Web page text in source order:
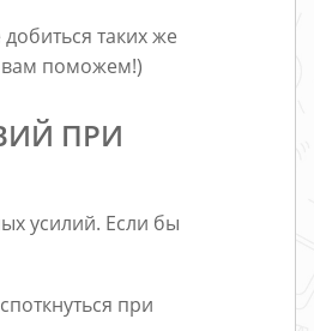
таких же
вам поможем!)
ПРИ
усилий. Если бы
при